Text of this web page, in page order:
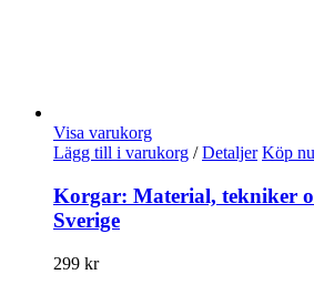
Visa varukorg
Lägg till i varukorg / Detaljer Köp nu
Korgar: Material, tekniker
Sverige
299 kr